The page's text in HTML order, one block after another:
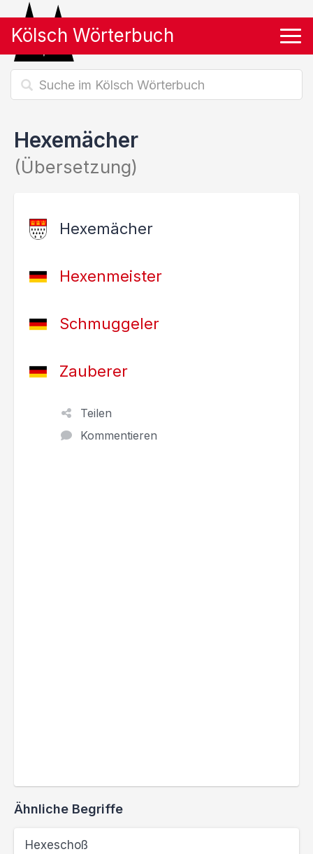
Kölsch Wörterbuch
Hexemächer
(Übersetzung)
Hexemächer
Hexenmeister
Schmuggeler
Zauberer
Teilen
Kommentieren
Ähnliche Begriffe
Hexeschoß